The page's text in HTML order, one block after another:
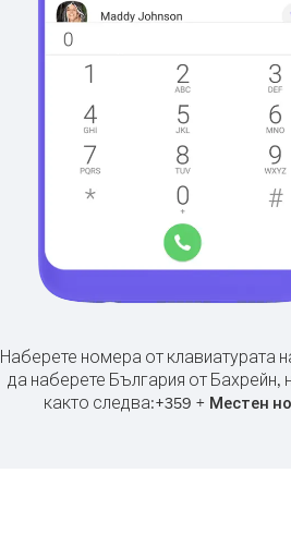
Наберете номера от клавиатурата
да наберете България от Бахрейн,
както следва:+359 + Местен